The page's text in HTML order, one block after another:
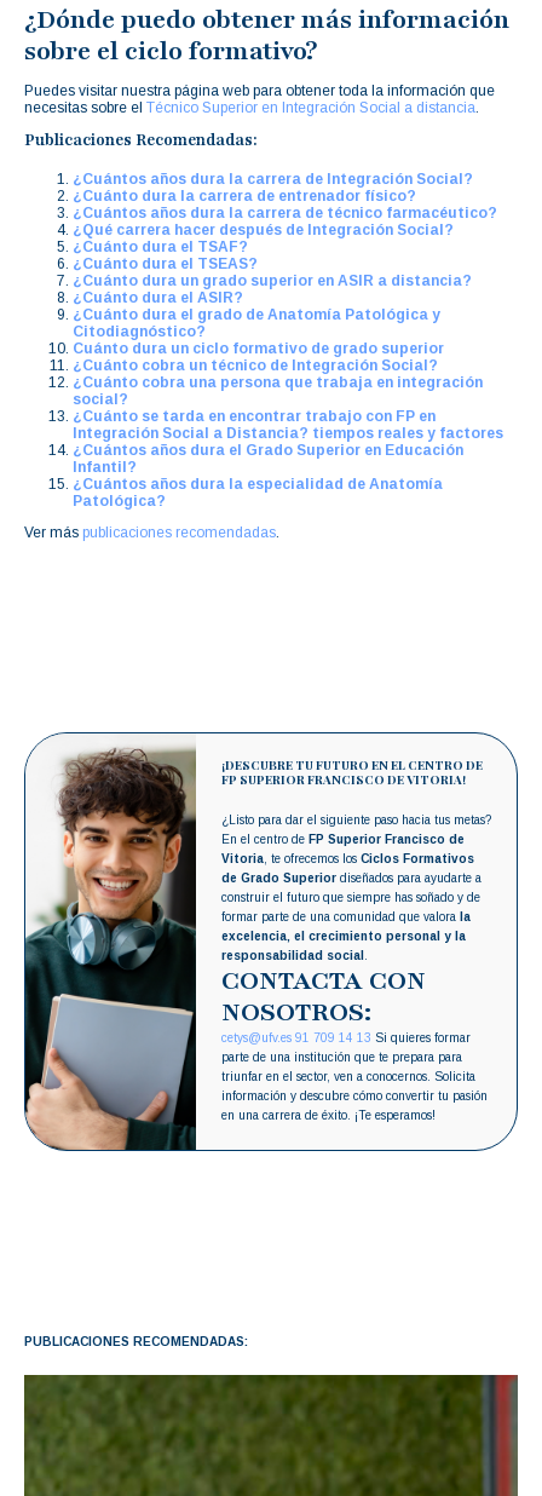
¿Dónde puedo obtener más información
sobre el ciclo formativo?
Puedes visitar nuestra página web para obtener toda la información que
necesitas sobre el Técnico Superior en Integración Social a distancia
Publicaciones Recomendadas:
¿Cuántos años dura la carrera de Integración Social?
¿Cuánto dura la carrera de entrenador físico?
¿Cuántos años dura la carrera de técnico farmacéutico?
¿Qué carrera hacer después de Integración Social?
¿Cuánto dura el TSAF?
¿Cuánto dura el TSEAS?
¿Cuánto dura un grado superior en ASIR a distancia?
¿Cuánto dura el ASIR?
¿Cuánto dura el grado de Anatomía Patológica y
Citodiagnóstico?
Cuánto dura un ciclo formativo de grado superior
¿Cuánto cobra un técnico de Integración Social?
¿Cuánto cobra una persona que trabaja en integración
social?
¿Cuánto se tarda en encontrar trabajo con FP en
Integración Social a Distancia? tiempos reales y factores
¿Cuántos años dura el Grado Superior en Educación
Infantil?
¿Cuántos años dura la especialidad de Anatomía
Patológica?
Ver más publicaciones recomendadas
¡DESCUBRE TU FUTURO EN EL CENTRO DE
FP SUPERIOR FRANCISCO DE VITORIA!
¿Listo para dar el siguiente paso hacia tus metas?
En el centro de FP Superior Francisco de
Vitoria , te ofrecemos losCiclos Formativos
de Grado Superior diseñados para ayudarte a
construir el futuro que siempre has soñado y de
formar parte de una comunidad que valora
la
excelencia, el crecimiento personal y la
responsabilidad social
CONTACTA CON
NOSOTROS:
cetys@ufv.es 91 709 14 13 Si quieres formar
parte de una institución que te prepara para
triunfar en el sector, ven a conocernos. Solicita
información y descubre cómo convertir tu pasión
en una carrera de éxito. ¡Te esperamos!
PUBLICACIONES RECOMENDADAS: